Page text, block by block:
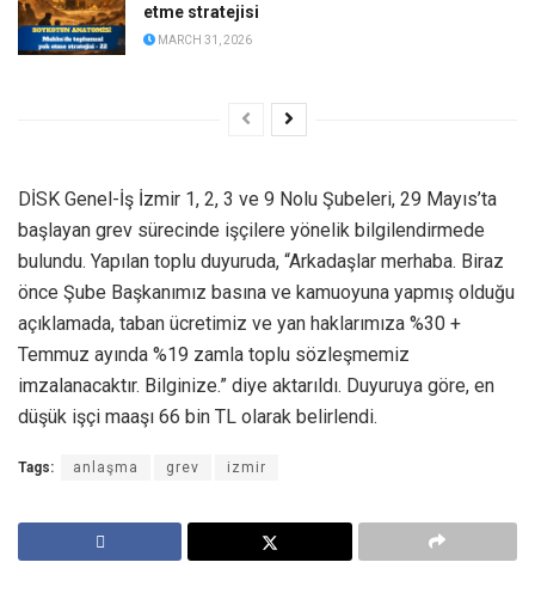
etme stratejisi
MARCH 31, 2026
DİSK Genel-İş İzmir 1, 2, 3 ve 9 Nolu Şubeleri, 29 Mayıs’ta
başlayan grev sürecinde işçilere yönelik bilgilendirmede
bulundu. Yapılan toplu duyuruda, “Arkadaşlar merhaba. Biraz
önce Şube Başkanımız basına ve kamuoyuna yapmış olduğu
açıklamada, taban ücretimiz ve yan haklarımıza %30 +
Temmuz ayında %19 zamla toplu sözleşmemiz
imzalanacaktır. Bilginize.” diye aktarıldı. Duyuruya göre, en
düşük işçi maaşı 66 bin TL olarak belirlendi.
Tags: anlaşma grev izmir